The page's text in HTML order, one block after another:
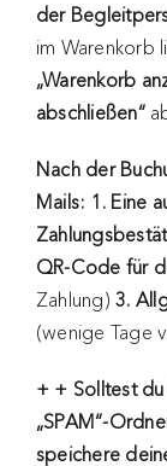
der
im Warenkorb
„Warenkorb
abschließen“
Nach der
Mails: 1. Eine
QR-Code für
Zahlung) 3.
(wenige Tage
+ + Solltest du
„SPAM“-
speichere